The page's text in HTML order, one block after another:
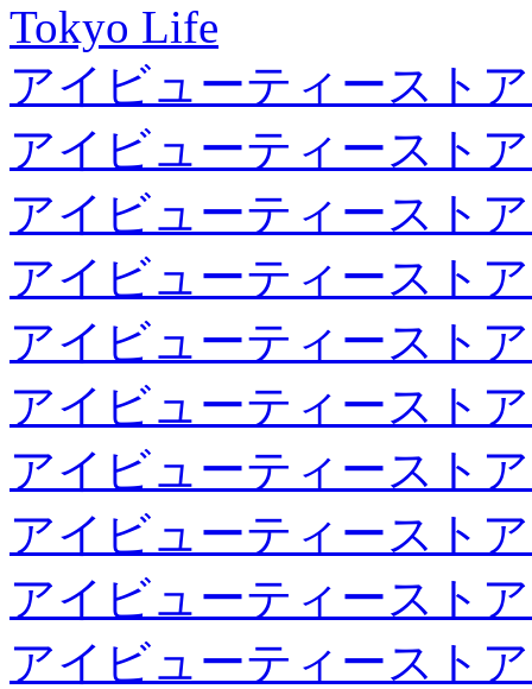
Tokyo Life
アイビューティースト
アイビューティースト
アイビューティースト
アイビューティースト
アイビューティースト
アイビューティースト
アイビューティースト
アイビューティースト
アイビューティースト
アイビューティースト